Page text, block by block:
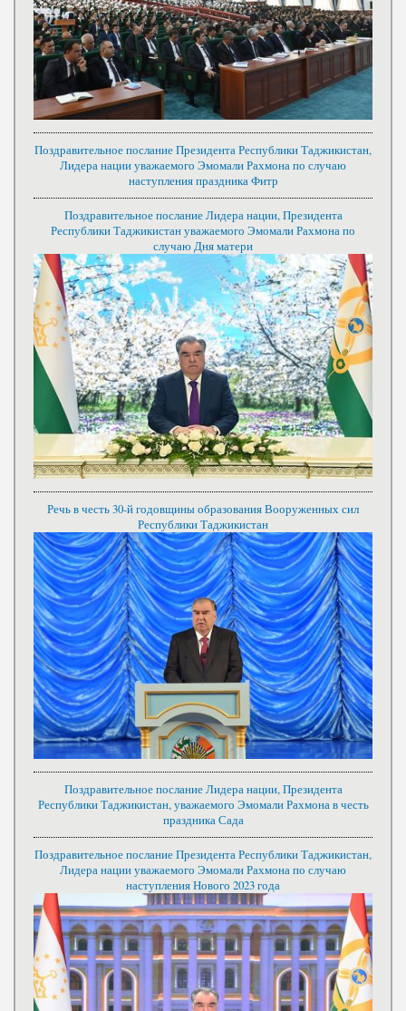
Поздравительное послание Президента Республики Таджикистан,
Лидера нации уважаемого Эмомали Рахмона по случаю
наступления праздника Фитр
Поздравительное послание Лидера нации, Президента
Республики Таджикистан уважаемого Эмомали Рахмона по
случаю Дня матери
Речь в честь 30-й годовщины образования Вооруженных сил
Республики Таджикистан
Поздравительное послание Лидера нации, Президента
Республики Таджикистан, уважаемого Эмомали Рахмона в честь
праздника Сада
Поздравительное послание Президента Республики Таджикистан,
Лидера нации уважаемого Эмомали Рахмона по случаю
наступления Нового 2023 года